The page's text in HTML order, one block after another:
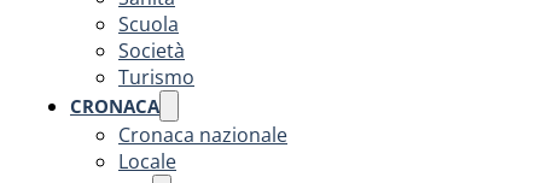
Scuola
Società
Turismo
CRONACA
Cronaca nazionale
Locale